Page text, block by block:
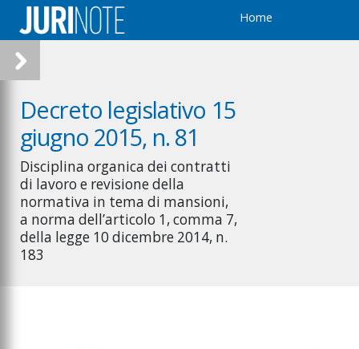
Home
Decreto legislativo 15
giugno 2015, n. 81
Disciplina organica dei contratti
di lavoro e revisione della
normativa in tema di mansioni,
a norma dell’articolo 1, comma 7,
della legge 10 dicembre 2014, n.
183